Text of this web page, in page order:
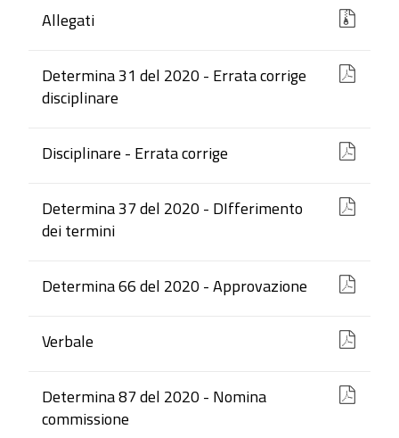
Allegati
Determina 31 del 2020 - Errata corrige
disciplinare
Disciplinare - Errata corrige
Determina 37 del 2020 - DIfferimento
dei termini
Determina 66 del 2020 - Approvazione
Verbale
Determina 87 del 2020 - Nomina
commissione